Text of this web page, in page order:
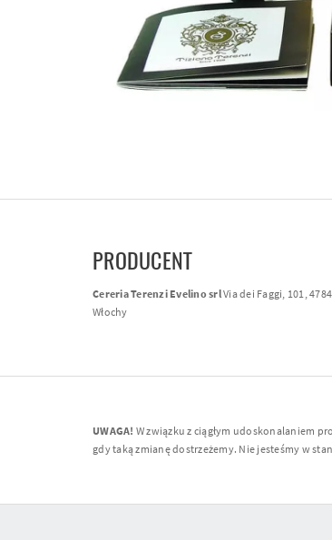
PRODUCENT
Cereria Terenzi Evelino srlVia dei Faggi, 101,
Włochy
UWAGA! W związku z ciągłym udoskonalaniem
gdy taką zmianę dostrzeżemy. Nie jesteśmy w